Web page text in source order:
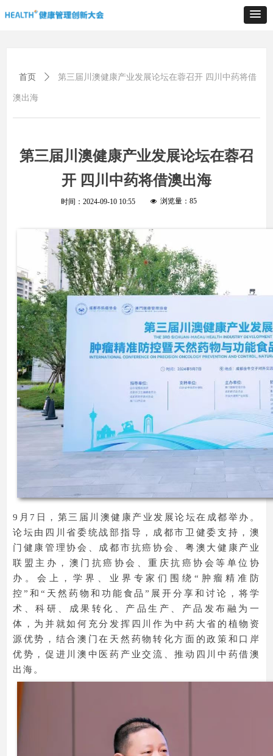
第三届川澳健康产业发展论坛在蓉召
开 四川中药将借澳出海
9月7日，第三届川澳健康产业发展论坛在成都举办。
论坛由四川省委统战部指导，成都市卫健委支持，澳
门健康管理协会、成都市抗癌协会、粤澳大健康产业
联盟主办，澳门抗癌协会、重庆抗癌协会等单位协
办。会上，学界、业界专家们围绕“肿瘤精准防
控”和“天然药物和功能食品”展开分享和讨论，将学
术、科研、成果转化、产品生产、产品发布融为一
体，为并就如何充分发挥四川作为中药大省的植物资
源优势，结合澳门在天然药物转化方面的政策和口岸
优势，促进川澳中医药产业交流、推动四川中药借澳
出海。
首页 ꄲ 第三届川澳健康产业发展论坛在蓉召开 四川中药将借
澳出海
时间： 2024-09-10 10:55 넶 浏览量： 85